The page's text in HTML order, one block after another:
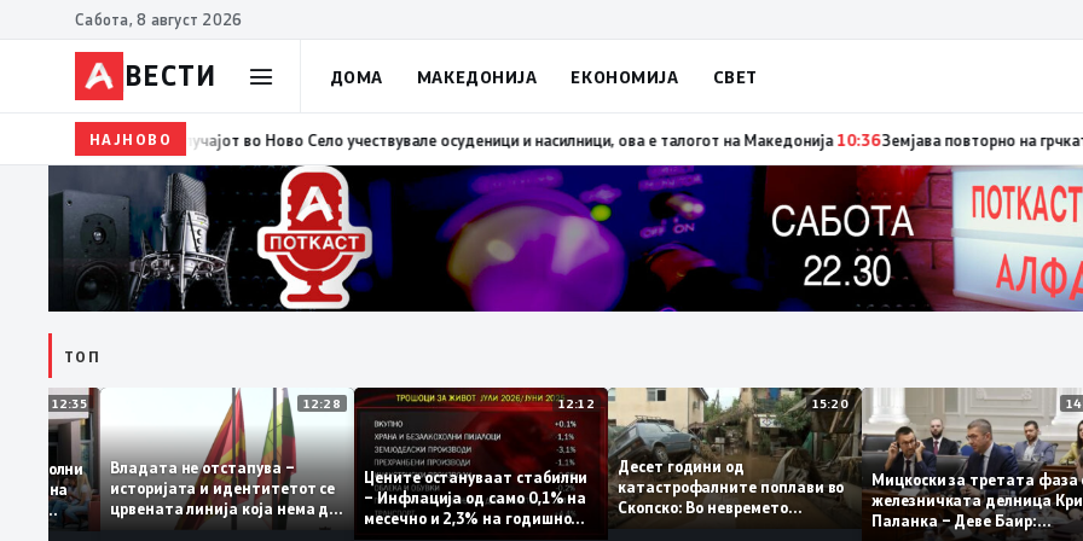
Сабота, 8 август 2026
ВЕСТИ ДОМА МАКЕДОНИЈА ЕКОНОМИЈА СВЕТ
НАЈНОВО
10:37 ВМРО-ДПМНЕ: „Детето“ како што вели Филипче, денес со изјавата призна дека во случајот во Ново Село учествувале
ТОП
12:35
се задоволни
на
12:28
Владата не отстапува –
историјата и идентитетот се
црвената линија која нема да
се погази
12:12
Цените остануваат стабилни
– Инфлација од само 0,1% на
месечно и 2,3% на годишно
15:20
Десет години од
катастрофалните поплави во
Скопско: Во невремето
Мицкоски за третата
железничката
Паланка – Деве Баир: